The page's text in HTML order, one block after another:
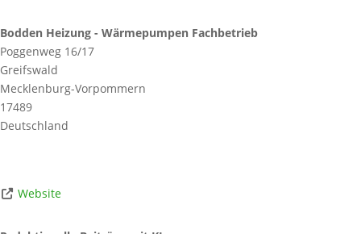
Bodden Heizung - Wärmepumpen Fachbetrieb
Poggenweg 16/17
Greifswald
Mecklenburg-Vorpommern
17489
Deutschland
Website